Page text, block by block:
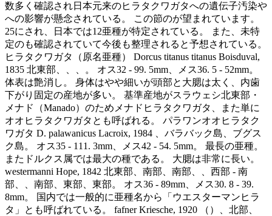
数多く確認され日本元来のヒラタクワガタへの遺伝子汚染や
への影響が懸念されている。 この節のが望まれています。
25にされ、日本では12亜種が特定されている。 また、未特
定のも確認されていて今後も整理されると予想されている。
ヒラタクワガタ（原名亜種） Dorcus titanus titanus Boisduval,
1835 北東部、、、。 オス32 - 99. 5mm、メス36. 5 - 52mm。
体表は艶消し。 身体はやや細いが頭部と大腮は太く、内歯
下がり固定の産地が多い。 基準産地がスラウェシ北東部・
メナド（Manado）のためメナドヒラタクワガタ、また単に
オオヒラタクワガタとも呼ばれる。 パラワンオオヒラタク
ワガタ D. palawanicus Lacroix, 1984 、バラバック島、ブグス
ク島。 オス35 - 111. 3mm、メス42 - 54. 5mm。 最長の亜種。
またドルクス属では最大の種である。 大腮は非常に長い。
westermanni Hope, 1842 北東部、南部、南部、、西部 - 南
部、、南部、東部、東部。 オス36 - 89mm、メス30. 8 - 39.
8mm。 国内では一般的に亜種名から「ウエスターマンヒラ
タ」とも呼ばれている。 fafner Kriesche, 1920 （）、北部、